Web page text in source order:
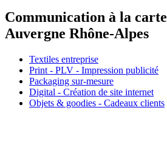
Communication à la carte
Auvergne Rhône-Alpes
Textiles entreprise
Print - PLV - Impression publicité
Packaging sur-mesure
Digital - Création de site internet
Objets & goodies - Cadeaux clients